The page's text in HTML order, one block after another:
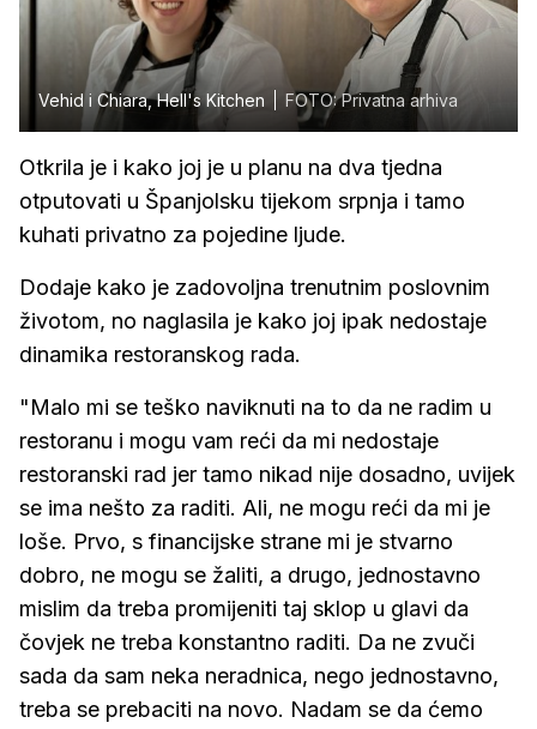
Vehid i Chiara, Hell's Kitchen FOTO: Privatna arhiva
Otkrila je i kako joj je u planu na dva tjedna
otputovati u Španjolsku tijekom srpnja i tamo
kuhati privatno za pojedine ljude.
Dodaje kako je zadovoljna trenutnim poslovnim
životom, no naglasila je kako joj ipak nedostaje
dinamika restoranskog rada.
"Malo mi se teško naviknuti na to da ne radim u
restoranu i mogu vam reći da mi nedostaje
restoranski rad jer tamo nikad nije dosadno, uvijek
se ima nešto za raditi. Ali, ne mogu reći da mi je
loše. Prvo, s financijske strane mi je stvarno
dobro, ne mogu se žaliti, a drugo, jednostavno
mislim da treba promijeniti taj sklop u glavi da
čovjek ne treba konstantno raditi. Da ne zvuči
sada da sam neka neradnica, nego jednostavno,
treba se prebaciti na novo. Nadam se da ćemo